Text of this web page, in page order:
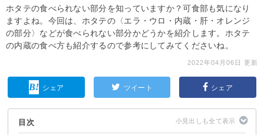
ホタテの食べられない部分を知っていますか？可食部も気になり
ますよね。今回は、ホタテの〈エラ・ウロ・内蔵・肝・オレンジ
の部分〉などが食べられない部分かどうかを紹介します。ホタテ
の内蔵の食べ方も紹介するので参考にしてみてくださいね。
2022年04月06日 更新
シェア ツイート シェア
目次